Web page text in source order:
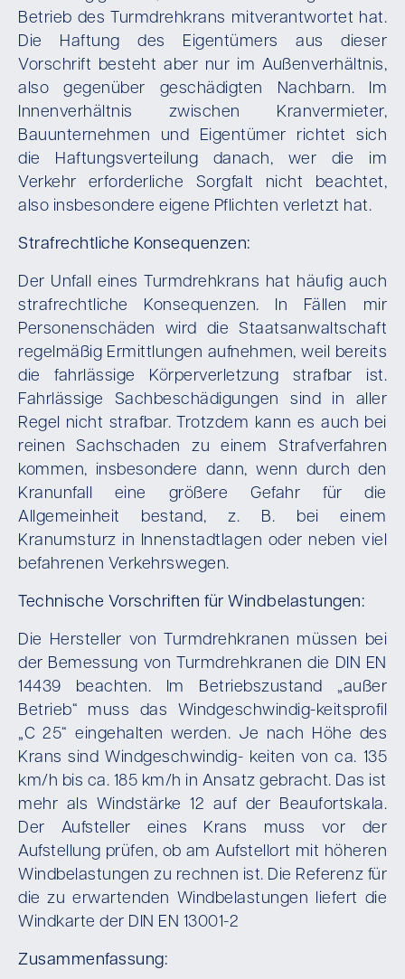
Betrieb des Turmdrehkrans mitverantwortet hat.
Die Haftung des Eigentümers aus dieser
Vorschrift besteht aber nur im Außenverhältnis,
also gegenüber geschädigten Nachbarn. Im
Innenverhältnis zwischen Kranvermieter,
Bauunternehmen und Eigentümer richtet sich
die Haftungsverteilung danach, wer die im
Verkehr erforderliche Sorgfalt nicht beachtet,
also insbesondere eigene Pflichten verletzt hat.
Strafrechtliche Konsequenzen:
Der Unfall eines Turmdrehkrans hat häufig auch
strafrechtliche Konsequenzen. In Fällen mir
Personenschäden wird die Staatsanwaltschaft
regelmäßig Ermittlungen aufnehmen, weil bereits
die fahrlässige Körperverletzung strafbar ist.
Fahrlässige Sachbeschädigungen sind in aller
Regel nicht strafbar. Trotzdem kann es auch bei
reinen Sachschaden zu einem Strafverfahren
kommen, insbesondere dann, wenn durch den
Kranunfall eine größere Gefahr für die
Allgemeinheit bestand, z. B. bei einem
Kranumsturz in Innenstadtlagen oder neben viel
befahrenen Verkehrswegen.
Technische Vorschriften für Windbelastungen:
Die Hersteller von Turmdrehkranen müssen bei
der Bemessung von Turmdrehkranen die DIN EN
14439 beachten. Im Betriebszustand „außer
Betrieb“ muss das Windgeschwindig-keitsprofil
„C 25“ eingehalten werden. Je nach Höhe des
Krans sind Windgeschwindig- keiten von ca. 135
km/h bis ca. 185 km/h in Ansatz gebracht. Das ist
mehr als Windstärke 12 auf der Beaufortskala.
Der Aufsteller eines Krans muss vor der
Aufstellung prüfen, ob am Aufstellort mit höheren
Windbelastungen zu rechnen ist. Die Referenz für
die zu erwartenden Windbelastungen liefert die
Windkarte der DIN EN 13001-2
Zusammenfassung: